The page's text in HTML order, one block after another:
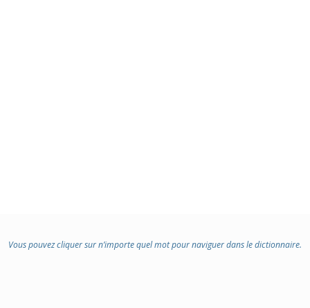
Vous pouvez cliquer sur n’importe quel mot pour naviguer dans le dictionnaire.